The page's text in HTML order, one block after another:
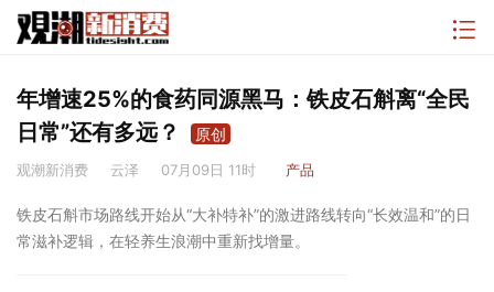
年增速25%的食药同源黑马：铁皮石斛离“全民
日常”还有多远？
原创
观潮新消费 云泽 07月09日 11时 产品
铁皮石斛市场路线开始从“大补特补”的激进路线转向“长效温和”的日
常滋补逻辑，在轻养生浪潮中重新找增量。